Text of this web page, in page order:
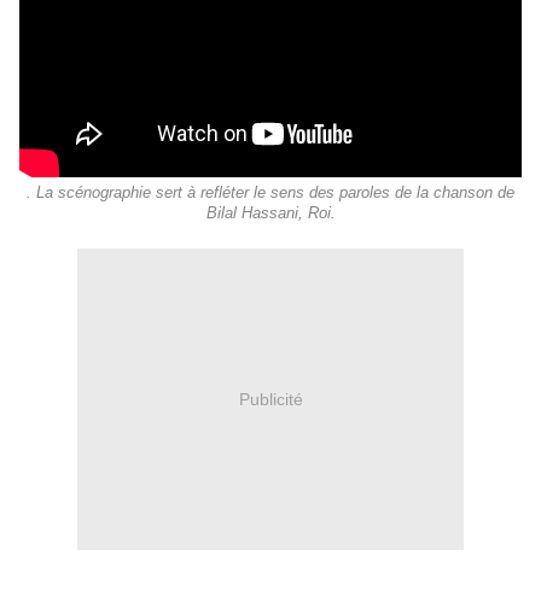
. La scénographie sert à refléter le sens des paroles de la chanson de
Bilal Hassani, Roi.
Publicité